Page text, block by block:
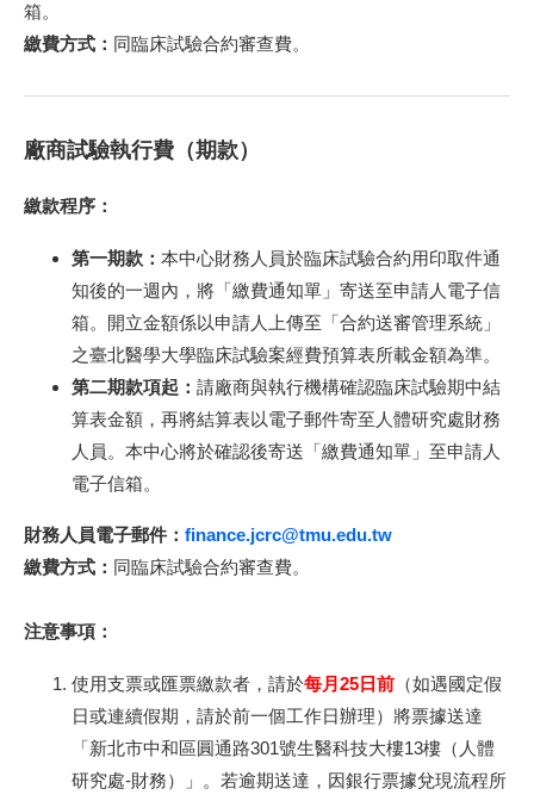
箱。
繳費方式： 同臨床試驗合約審查費。
廠商試驗執行費（期款）
繳款程序：
第一期款： 本中心財務人員於臨床試驗合約用印取件通
知後的一週內，將「繳費通知單」寄送至申請人電子信
箱。開立金額係以申請人上傳至「合約送審管理系統」
之臺北醫學大學臨床試驗案經費預算表所載金額為準。
第二期款項起： 請廠商與執行機構確認臨床試驗期中結
算表金額，再將結算表以電子郵件寄至人體研究處財務
人員。本中心將於確認後寄送「繳費通知單」至申請人
電子信箱。
財務人員電子郵件： finance.jcrc@tmu.edu.tw
繳費方式： 同臨床試驗合約審查費。
注意事項：
使用支票或匯票繳款者，請於每月25日前 （如遇國定假
日或連續假期，請於前一個工作日辦理）將票據送達
「新北市中和區圓通路301號生醫科技大樓13樓（人體
研究處-財務）」。若逾期送達，因銀行票據兌現流程所